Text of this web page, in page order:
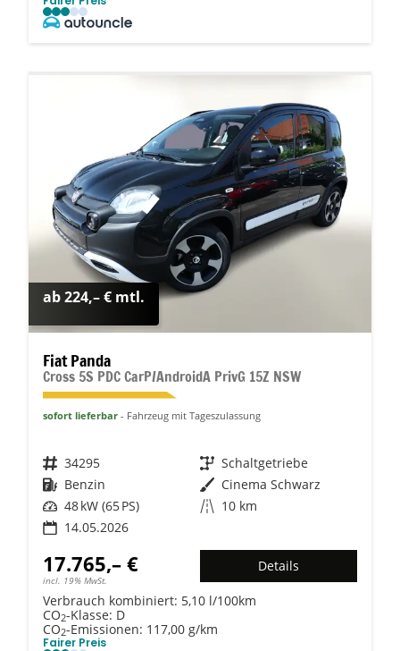
ab 224,– € mtl.
Fiat Panda
Cross 5S PDC CarP/AndroidA PrivG 15Z NSW
sofort lieferbar Fahrzeug mit Tageszulassung
Fahrzeugnr. 34295 Getriebe Schaltgetriebe
Kraftstoff Benzin Außenfarbe Cinema Schwarz
Leistung 48 kW (65 PS) Kilometerstand 10 km
14.05.2026
17.765,– €
incl. 19% MwSt.
Details
Verbrauch kombiniert: 5,10 l/100km
CO2-Klasse: D
CO2-Emissionen: 117,00 g/km
Fairer Preis